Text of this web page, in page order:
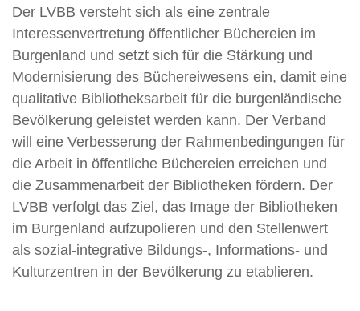
Der LVBB versteht sich als eine zentrale
Interessenvertretung öffentlicher Büchereien im
Burgenland und setzt sich für die Stärkung und
Modernisierung des Büchereiwesens ein, damit eine
qualitative Bibliotheksarbeit für die burgenländische
Bevölkerung geleistet werden kann. Der Verband
will eine Verbesserung der Rahmenbedingungen für
die Arbeit in öffentliche Büchereien erreichen und
die Zusammenarbeit der Bibliotheken fördern. Der
LVBB verfolgt das Ziel, das Image der Bibliotheken
im Burgenland aufzupolieren und den Stellenwert
als sozial-integrative Bildungs-, Informations- und
Kulturzentren in der Bevölkerung zu etablieren.